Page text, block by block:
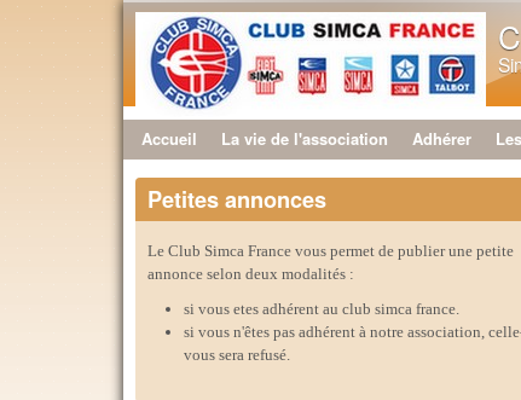
Menu principal
Accueil La vie de l'association Adhérer
Petites annonces
Le Club Simca France vous permet de publier une petite
annonce selon deux modalités :
si vous etes adhérent au club simca france.
si vous n'êtes pas adhérent à notre association,
vous sera refusé.